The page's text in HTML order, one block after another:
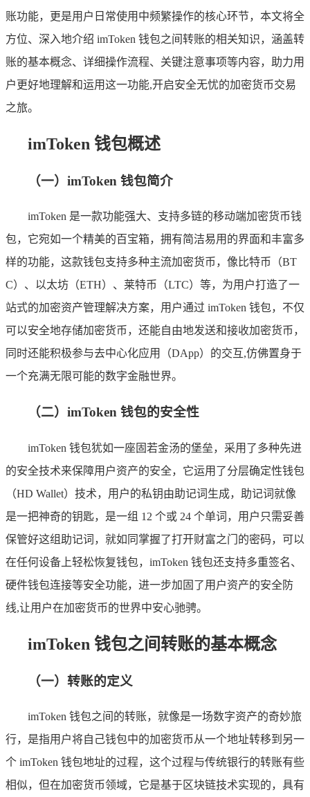
账功能，更是用户日常使用中频繁操作的核心环节，本文将全
方位、深入地介绍 imToken 钱包之间转账的相关知识，涵盖转
账的基本概念、详细操作流程、关键注意事项等内容，助力用
户更好地理解和运用这一功能,开启安全无忧的加密货币交易
之旅。
imToken 钱包概述
（一）imToken 钱包简介
imToken 是一款功能强大、支持多链的移动端加密货币钱
包，它宛如一个精美的百宝箱，拥有简洁易用的界面和丰富多
样的功能，这款钱包支持多种主流加密货币，像比特币（BT
C）、以太坊（ETH）、莱特币（LTC）等，为用户打造了一
站式的加密资产管理解决方案，用户通过 imToken 钱包，不仅
可以安全地存储加密货币，还能自由地发送和接收加密货币，
同时还能积极参与去中心化应用（DApp）的交互,仿佛置身于
一个充满无限可能的数字金融世界。
（二）imToken 钱包的安全性
imToken 钱包犹如一座固若金汤的堡垒，采用了多种先进
的安全技术来保障用户资产的安全，它运用了分层确定性钱包
（HD Wallet）技术，用户的私钥由助记词生成，助记词就像
是一把神奇的钥匙，是一组 12 个或 24 个单词，用户只需妥善
保管好这组助记词，就如同掌握了打开财富之门的密码，可以
在任何设备上轻松恢复钱包，imToken 钱包还支持多重签名、
硬件钱包连接等安全功能，进一步加固了用户资产的安全防
线,让用户在加密货币的世界中安心驰骋。
imToken 钱包之间转账的基本概念
（一）转账的定义
imToken 钱包之间的转账，就像是一场数字资产的奇妙旅
行，是指用户将自己钱包中的加密货币从一个地址转移到另一
个 imToken 钱包地址的过程，这个过程与传统银行的转账有些
相似，但在加密货币领域，它是基于区块链技术实现的，具有